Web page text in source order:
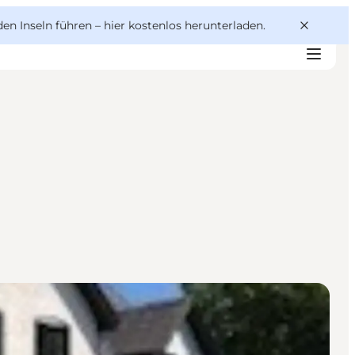
Inseln führen – hier kostenlos herunterladen.